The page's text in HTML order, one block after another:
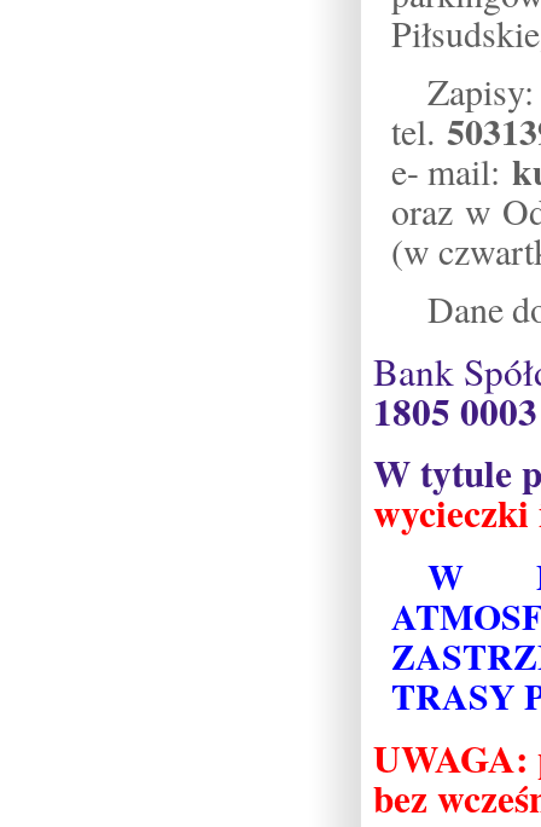
Zapisy:
tel.
e- mail:
oraz w
(w
Dane
Bank
1805 0003
W tytule
W
TRASY
UWAGA:
bez